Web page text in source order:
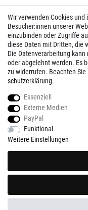
Wir verwenden Cookies
Besucher:innen unserer
einzubinden oder Zugriffe
diese Daten mit Dritten, die
Die Datenverarbeitung
oder abgelehnt werden. Es
zu widerrufen. Beachten Sie
schutz­erklärung.
Essenziell
Externe Medien
PayPal
Funktional
Weitere Einstellungen